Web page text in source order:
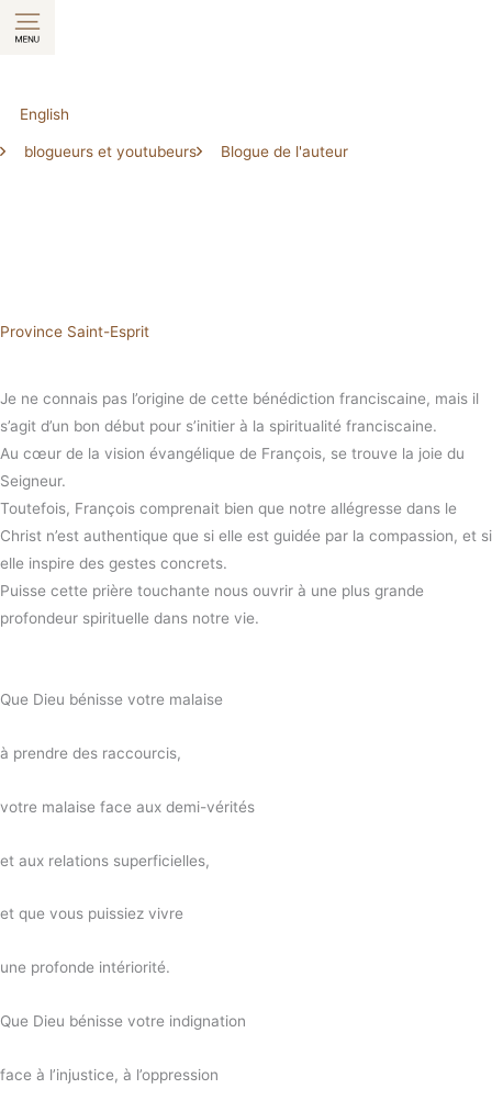
Aller
au
English
blogueurs et youtubeurs Blogue de l'auteur
Province Saint-Esprit
Je ne connais pas l’origine de cette bénédiction franciscaine, mais il
s’agit d’un bon début pour s’initier à la spiritualité franciscaine.
Au cœur de la vision évangélique de François, se trouve la joie du
Seigneur.
Toutefois, François comprenait bien que notre allégresse dans le
Christ n’est authentique que si elle est guidée par la compassion, et si
elle inspire des gestes concrets.
Puisse cette prière touchante nous ouvrir à une plus grande
profondeur spirituelle dans notre vie.
Que Dieu bénisse votre malaise
à prendre des raccourcis,
votre malaise face aux demi-vérités
et aux relations superficielles,
et que vous puissiez vivre
une profonde intériorité.
Que Dieu bénisse votre indignation
face à l’injustice, à l’oppression